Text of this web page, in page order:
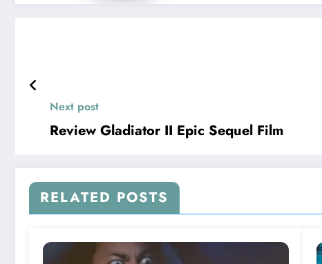
Next post
Review Gladiator II Epic Sequel Film
RELATED POSTS